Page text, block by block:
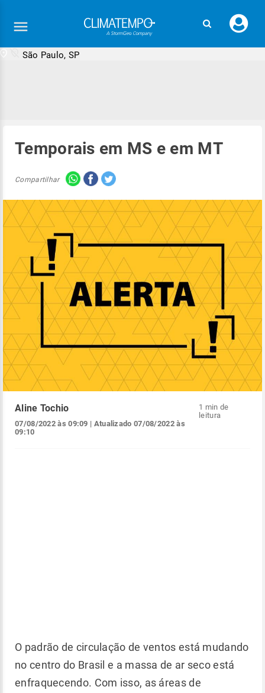
seu
São Paulo, SP
Temporais em MS e em MT
Compartilhar
Aline Tochio
07/08/2022 às 09:09 | Atualizado 07/08/2022 às
09:10
1 min de
leitura
O padrão de circulação de ventos está mudando
no centro do Brasil e a massa de ar seco está
enfraquecendo. Com isso, as áreas de